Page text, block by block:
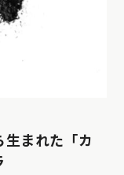
生まれた「カ